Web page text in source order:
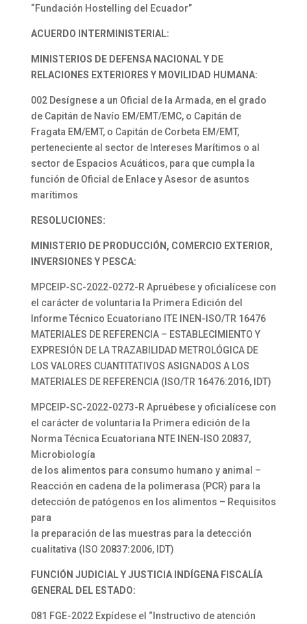
“Fundación Hostelling del Ecuador”
ACUERDO INTERMINISTERIAL:
MINISTERIOS DE DEFENSA NACIONAL Y DE
RELACIONES EXTERIORES Y MOVILIDAD HUMANA:
002 Desígnese a un Oficial de la Armada, en el grado
de Capitán de Navío EM/EMT/EMC, o Capitán de
Fragata EM/EMT, o Capitán de Corbeta EM/EMT,
perteneciente al sector de Intereses Marítimos o al
sector de Espacios Acuáticos, para que cumpla la
función de Oficial de Enlace y Asesor de asuntos
marítimos
RESOLUCIONES:
MINISTERIO DE PRODUCCIÓN, COMERCIO EXTERIOR,
INVERSIONES Y PESCA:
MPCEIP-SC-2022-0272-R Apruébese y oficialícese con
el carácter de voluntaria la Primera Edición del
Informe Técnico Ecuatoriano ITE INEN-ISO/TR 16476
MATERIALES DE REFERENCIA – ESTABLECIMIENTO Y
EXPRESIÓN DE LA TRAZABILIDAD METROLÓGICA DE
LOS VALORES CUANTITATIVOS ASIGNADOS A LOS
MATERIALES DE REFERENCIA (ISO/TR 16476:2016, IDT)
MPCEIP-SC-2022-0273-R Apruébese y oficialícese con
el carácter de voluntaria la Primera edición de la
Norma Técnica Ecuatoriana NTE INEN-ISO 20837,
Microbiología
de los alimentos para consumo humano y animal –
Reacción en cadena de la polimerasa (PCR) para la
detección de patógenos en los alimentos – Requisitos
para
la preparación de las muestras para la detección
cualitativa (ISO 20837:2006, IDT)
FUNCIÓN JUDICIAL Y JUSTICIA INDÍGENA FISCALÍA
GENERAL DEL ESTADO:
081 FGE-2022 Expídese el “Instructivo de atención